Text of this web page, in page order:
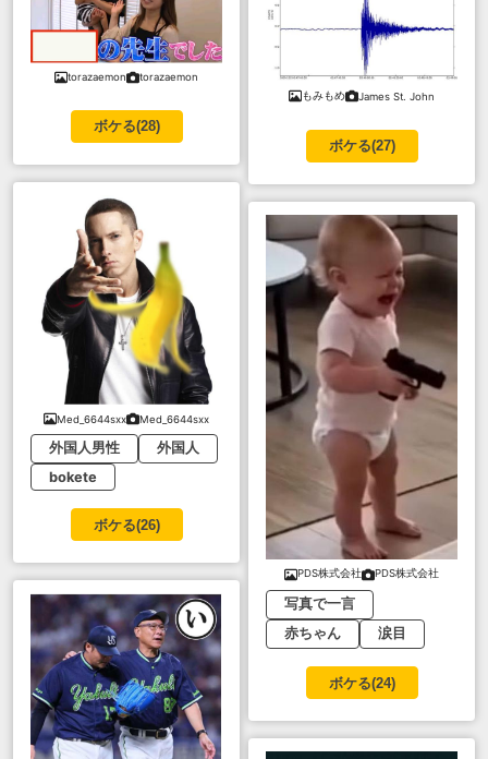
torazaemon torazaemon
ボケる(28)
Med_6644sxx Med_6644sxx
外国人男性
外国人
bokete
ボケる(26)
もみもめ James St. John
ボケる(27)
PDS株式会社 PDS株式会社
写真で一言
赤ちゃん
涙目
ボケる(24)